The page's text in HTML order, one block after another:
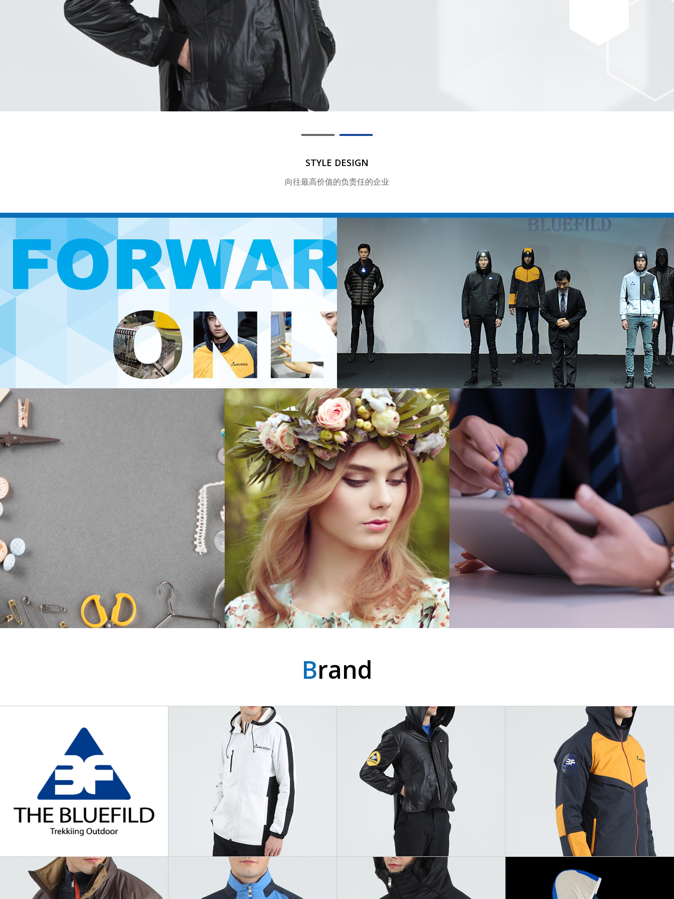
STYLE DESIGN
向往最高价值的负责任的企业
Brand